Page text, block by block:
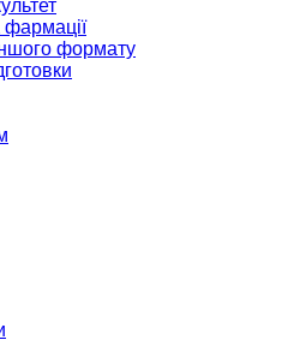
фармації
формату